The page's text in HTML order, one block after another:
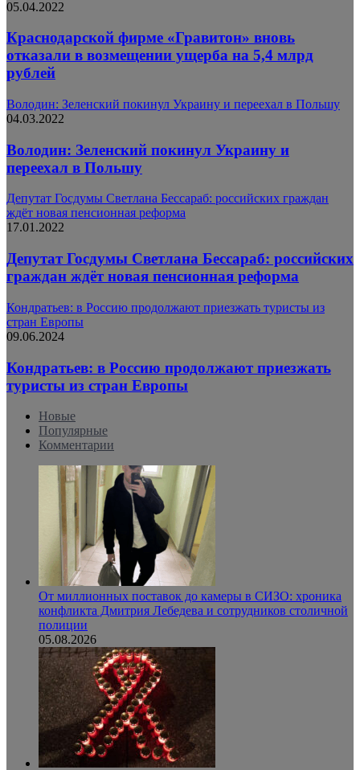
05.04.2022
Краснодарской фирме «Гравитон» вновь
отказали в возмещении ущерба на 5,4 млрд
рублей
Володин: Зеленский покинул Украину и переехал в Польшу
04.03.2022
Володин: Зеленский покинул Украину и
переехал в Польшу
Депутат Госдумы Светлана Бессараб: российских граждан
ждёт новая пенсионная реформа
17.01.2022
Депутат Госдумы Светлана Бессараб: российских
граждан ждёт новая пенсионная реформа
Кондратьев: в Россию продолжают приезжать туристы из
стран Европы
09.06.2024
Кондратьев: в Россию продолжают приезжать
туристы из стран Европы
Новые
Популярные
Комментарии
От миллионных поставок до камеры в СИЗО: хроника
конфликта Дмитрия Лебедева и сотрудников столичной
полиции
05.08.2026